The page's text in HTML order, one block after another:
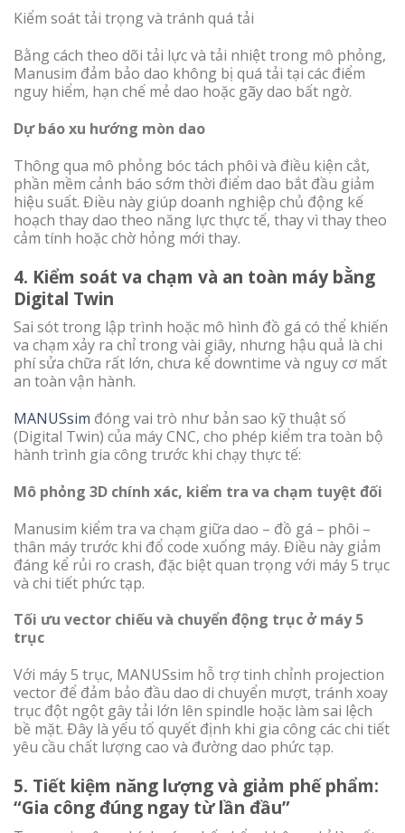
Kiểm soát tải trọng và tránh quá tải
Bằng cách theo dõi tải lực và tải nhiệt trong mô phỏng,
Manusim đảm bảo dao không bị quá tải tại các điểm
nguy hiểm, hạn chế mẻ dao hoặc gãy dao bất ngờ.
Dự báo xu hướng mòn dao
Thông qua mô phỏng bóc tách phôi và điều kiện cắt,
phần mềm cảnh báo sớm thời điểm dao bắt đầu giảm
hiệu suất. Điều này giúp doanh nghiệp chủ động kế
hoạch thay dao theo năng lực thực tế, thay vì thay theo
cảm tính hoặc chờ hỏng mới thay.
4. Kiểm soát va chạm và an toàn máy bằng
Digital Twin
Sai sót trong lập trình hoặc mô hình đồ gá có thể khiến
va chạm xảy ra chỉ trong vài giây, nhưng hậu quả là chi
phí sửa chữa rất lớn, chưa kể downtime và nguy cơ mất
an toàn vận hành.
MANUSsim đóng vai trò như bản sao kỹ thuật số
(Digital Twin) của máy CNC, cho phép kiểm tra toàn bộ
hành trình gia công trước khi chạy thực tế:
Mô phỏng 3D chính xác, kiểm tra va chạm tuyệt đối
Manusim kiểm tra va chạm giữa dao – đồ gá – phôi –
thân máy trước khi đổ code xuống máy. Điều này giảm
đáng kể rủi ro crash, đặc biệt quan trọng với máy 5 trục
và chi tiết phức tạp.
Tối ưu vector chiếu và chuyển động trục ở máy 5
trục
Với máy 5 trục, MANUSsim hỗ trợ tinh chỉnh projection
vector để đảm bảo đầu dao di chuyển mượt, tránh xoay
trục đột ngột gây tải lớn lên spindle hoặc làm sai lệch
bề mặt. Đây là yếu tố quyết định khi gia công các chi tiết
yêu cầu chất lượng cao và đường dao phức tạp.
5. Tiết kiệm năng lượng và giảm phế phẩm:
“Gia công đúng ngay từ lần đầu”